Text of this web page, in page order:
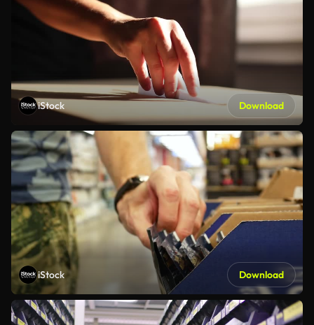
iStock Download
iStock Download